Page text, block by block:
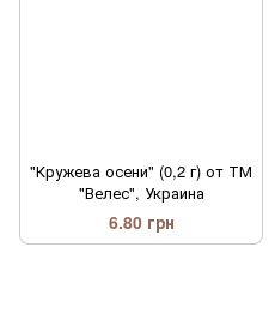
"Кружева осени" (0,2 г) от ТМ
"Велес", Украина
6.80 грн